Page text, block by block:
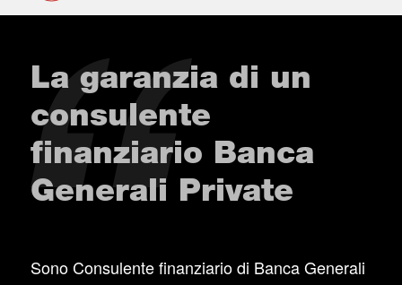
La garanzia di un
consulente
finanziario Banca
Generali Private
Sono Consulente finanziario di Banca Generali